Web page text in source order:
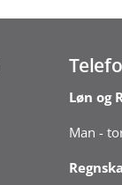
Løn og
Man -